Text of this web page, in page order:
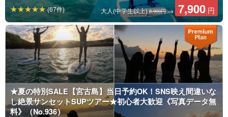
大人(中学生以上)8,900円→ 7,900 円
(67件)
★夏の特別SALE【宮古島】当日予約OK！SNS映え間違いな
し絶景サンセットSUPツアー★初心者大歓迎《写真データ無
料》（No.936）